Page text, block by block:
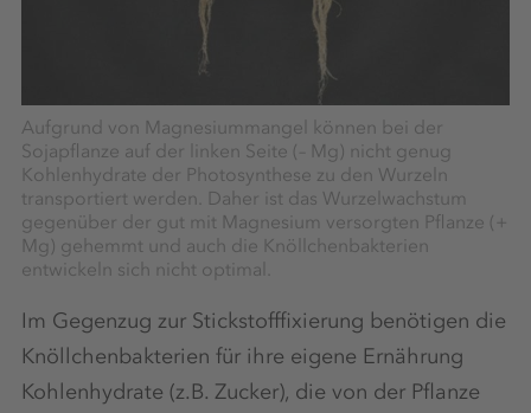
Aufgrund von Magnesiummangel können bei der
Sojapflanze auf der linken Seite (– Mg) nicht genug
Kohlenhydrate der Photosynthese zu den Wurzeln
transportiert werden. Daher ist das Wurzelwachstum
gegenüber der gut mit Magnesium versorgten Pflanze (+
Mg) gehemmt und auch die Knöllchenbakterien
entwickeln sich nicht optimal.
Im Gegenzug zur Stickstofffixierung benötigen die
Knöllchenbakterien für ihre eigene Ernährung
Kohlenhydrate (z.B. Zucker), die von der Pflanze